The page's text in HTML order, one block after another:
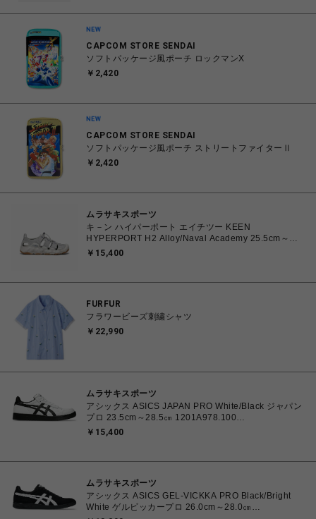
CAPCOM STORE SENDAI
ソフトパッケージ風ポーチ ロックマンX
￥2,420
CAPCOM STORE SENDAI
ソフトパッケージ風ポーチ ストリートファイターⅡ
￥2,420
ムラサキスポーツ
キ－ン ハイパーポート エイチツー KEEN
HYPERPORT H2 Alloy/Naval Academy 25.5cm～
28.5cm 1030195 スニーカー メンズ 0195208627385
￥15,400
FURFUR
フラワービーズ刺繍シャツ
￥22,990
ムラサキスポーツ
アシックス ASICS JAPAN PRO White/Black ジャパン
プロ 23.5cm～28.5㎝ 1201A978.100
4550457071079 メンズ レディース スニーカー スケ
￥15,400
ムラサキスポーツ
アシックス ASICS GEL-VICKKA PRO Black/Bright
White ゲルビッカープロ 26.0cm～28.0㎝